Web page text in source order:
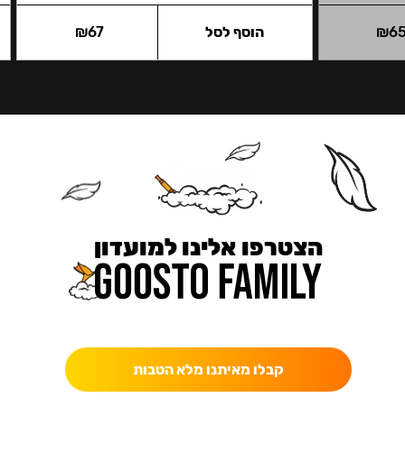
₪
₪67 הוסף לסל
הצטרפו אלינו למועדון
קבלו מאיתנו מלא הטבות